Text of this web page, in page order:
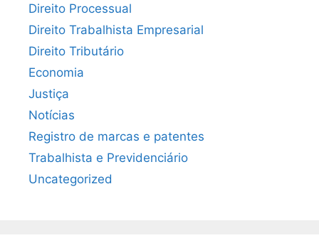
Direito Processual
Direito Trabalhista Empresarial
Direito Tributário
Economia
Justiça
Notícias
Registro de marcas e patentes
Trabalhista e Previdenciário
Uncategorized